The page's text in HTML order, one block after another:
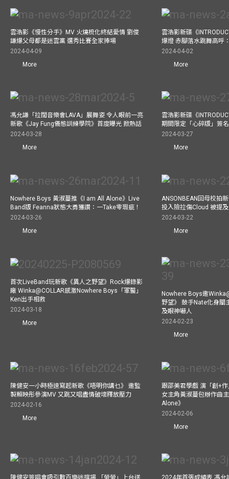
雲浩影《慢性分手》MV 火燒梳化終結愛情 劉俊
謙爆父母都是迷雲黨 選秀比賽全家捧場
2024-04-09
More
雲浩影新碟《
爆燈 赤腳落水跳舞高呼
2024-04-02
More
馮允謙「拉闊音樂會LAVA」展舞姿 令人眼前一亮
新歌《Jay Fung儀態訓練學院》首度曝光 掀熱話
2024-03-28
More
雲浩影新碟《
期間限定「心碎版」簽
2024-03-27
More
Nowhere Boys 黃淑蔓推《I am All Alone》Live
Band版 Feanna狀態大勇獲讚：一Take零瑕疵！
2024-03-26
More
ANSONBEAN回母校拍
投入險拉傷Cloud 被提
2024-03-22
More
首次LiveBand玩新歌《異人之野望》Rock爆錄影
廠 Winka@COLLAR感激Nowhere Boys「軍醫」
Ken出手相救
2024-03-18
More
Nowhere Boys邀
野望》 鼓手Nate化身關
及眼神嚇人
2024-02-23
More
陳健安一小時極速寫起新歌《唔明你講乜》 邀監
製賴映彤參演MV 又跳又唱盡情破壞釋放壓力
2024-02-16
More
跟邵美君學戲 演「創+
女主角黃淑蔓包辦作曲
Alone》
2024-02-06
More